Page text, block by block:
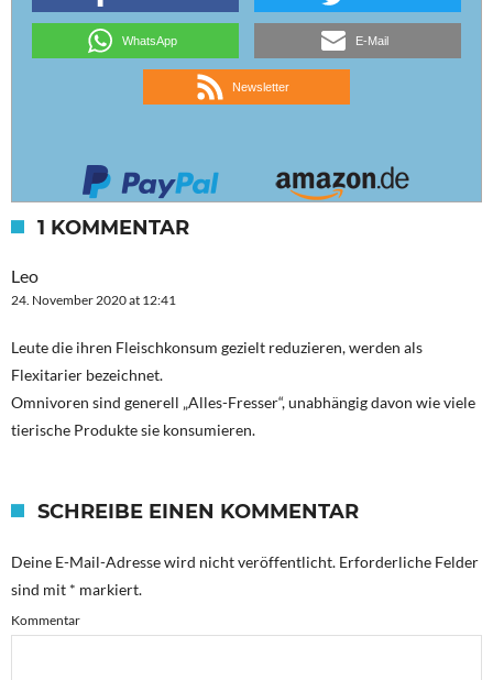
WhatsApp E-Mail
Newsletter
1 KOMMENTAR
Leo
24. November 2020 at 12:41
Leute die ihren Fleischkonsum gezielt reduzieren, werden als
Flexitarier bezeichnet.
Omnivoren sind generell „Alles-Fresser“, unabhängig davon wie viele
tierische Produkte sie konsumieren.
SCHREIBE EINEN KOMMENTAR
Deine E-Mail-Adresse wird nicht veröffentlicht. Erforderliche Felder
sind mit * markiert.
Kommentar